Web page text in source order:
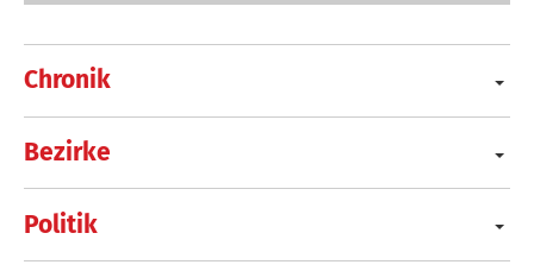
Chronik
Bezirke
Politik